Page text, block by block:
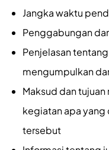
Jangka waktu
Penggabungan
Penjelasan
mengumpulkan
Maksud dan
kegiatan apa yang
tersebut